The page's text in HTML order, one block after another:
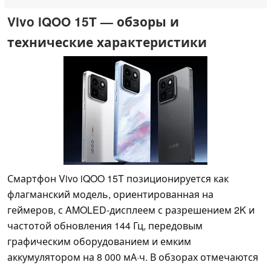
Vivo iQOO 15T — обзоры и
технические характеристики
Смартфон Vivo iQOO 15T позиционируется как
флагманский модель, ориентированная на
геймеров, с AMOLED-дисплеем с разрешением 2K и
частотой обновления 144 Гц, передовым
графическим оборудованием и емким
аккумулятором на 8 000 мА·ч. В обзорах отмечаются